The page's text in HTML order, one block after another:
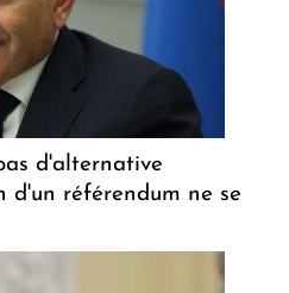
d'alternative
d'un référendum ne se